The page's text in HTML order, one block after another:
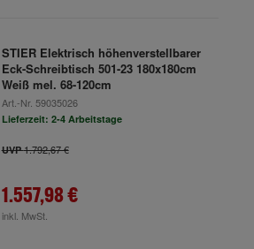
STIER Elektrisch höhenverstellbarer
Eck-Schreibtisch 501-23 180x180cm
Weiß mel. 68-120cm
Art.-Nr. 59035026
Lieferzeit: 2-4 Arbeitstage
UVP1.792,67 €
1.557,98 €
inkl. MwSt.